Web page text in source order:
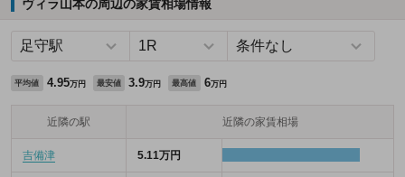
ヴィラ山本の周辺の家賃相場情報
平均値 4.95万円 最安値 3.9万円 最高値 6万円
近隣の駅 近隣の家賃相場
吉備津 5.11万円